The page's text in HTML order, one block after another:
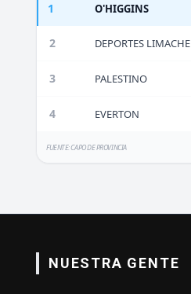
1 O'HIGGINS
2 DEPORTES LIMACHE
3 PALESTINO
4 EVERTON
FUENTE: CAPO DE PROVINCIA
NUESTRA GENTE